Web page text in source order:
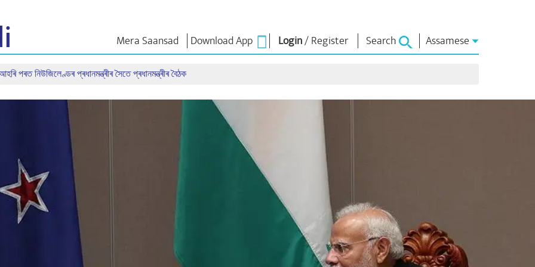
Mera Saansad Download App Login/Register Search Assamese
শাসন
শাসন দৃষ্টান্ত
বিশ্বজোৰা স্বীকৃতি
তথ্যসূচক
অন্তৰ্দৃষ্টি
শ্ৰেণীসমূহ
NaMo Merchandise
Exam Warriors
ভাষণ
লিখিত ভাষণ
সাক্ষাৎকাৰ
Photo Gallery
ই গ্ৰন্থ
কবি আৰু লেখক
ই-শুভেচ্ছা
বিখ্যাত ব্যক্তি
Photo Booth
প্ৰধানমন্ত্ৰীলৈ লিখক
পৰত নিউজিলেণ্ডৰ প্ৰধানমন্ত্ৰীৰ সৈতে প্ৰধানমন্ত্ৰীৰ বৈঠক